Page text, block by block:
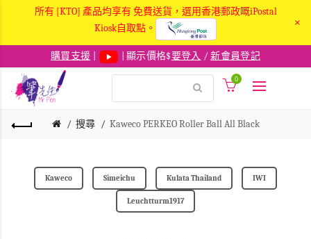
所有 [KTO] 產品均享有 免費送貨，選用香港郵政嘅iPostal
Kiosk自取點。
×
購買支援 | 顯示價格$要登入 /新會員登記
0
搜尋 Kaweco PERKEO Roller Ball All Black
Kaweco Simeichu Kulata Thailand IWI
Leuchtturm1917